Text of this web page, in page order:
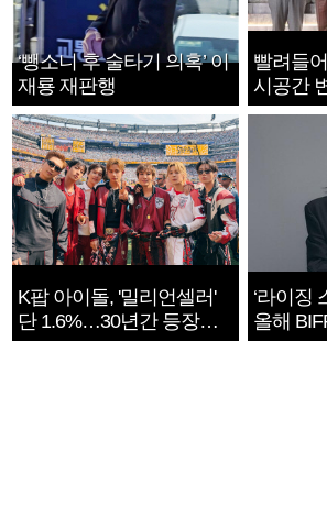
‘뺑소니 후 술타기 의혹’ 이
재룡 재판행
빨려들
시공간
지는 ‘전
K팝 아이돌, '밀리언셀러'
단 1.6%…30년간 등장
1182개팀 전수조사
‘라이징
올해
확정